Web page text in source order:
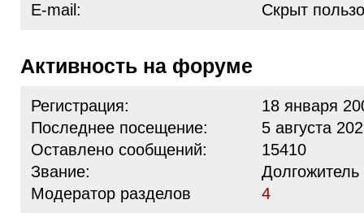
E-mail:
Скрыт
Активность на форуме
Регистрация:
18 января
Последнее посещение:
5 августа
Оставлено сообщений:
15410
Звание:
Модератор разделов
4